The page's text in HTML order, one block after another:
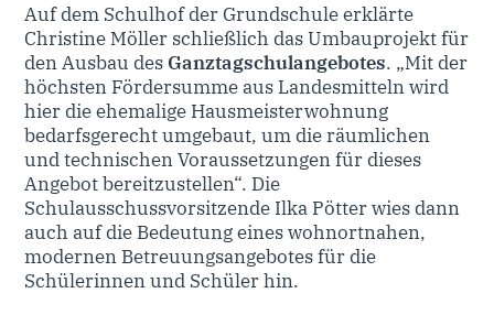
Auf dem Schulhof der Grundschule erklärte
Christine Möller schließlich das Umbauprojekt für
den Ausbau des Ganztagschulangebotes. „Mit der
höchsten Fördersumme aus Landesmitteln wird
hier die ehemalige Hausmeisterwohnung
bedarfsgerecht umgebaut, um die räumlichen
und technischen Voraussetzungen für dieses
Angebot bereitzustellen“. Die
Schulausschussvorsitzende Ilka Pötter wies dann
auch auf die Bedeutung eines wohnortnahen,
modernen Betreuungsangebotes für die
Schülerinnen und Schüler hin.